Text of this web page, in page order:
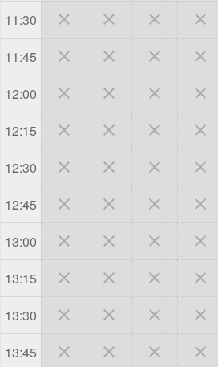
11:30    
11:45    
12:00    
12:15    
12:30    
12:45    
13:00    
13:15    
13:30    
13:45    